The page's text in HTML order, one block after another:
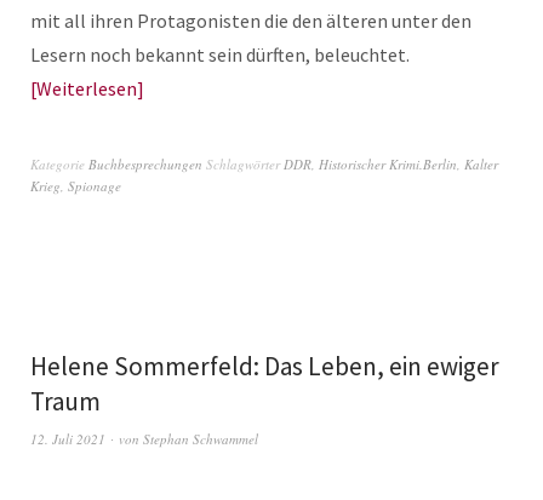
mit all ihren Protagonisten die den älteren unter den
Lesern noch bekannt sein dürften, beleuchtet.
Weiterlesen
Kategorie Buchbesprechungen SchlagwörterDDR, Historischer Krimi.Berlin, Kalter
Krieg, Spionage
Helene Sommerfeld: Das Leben, ein ewiger
Traum
12. Juli 2021 von Stephan Schwammel